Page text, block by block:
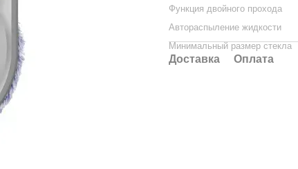
Функция двойного прохода
Автораспыление жидкости
Минимальный размер стекла
Доставка Оплата